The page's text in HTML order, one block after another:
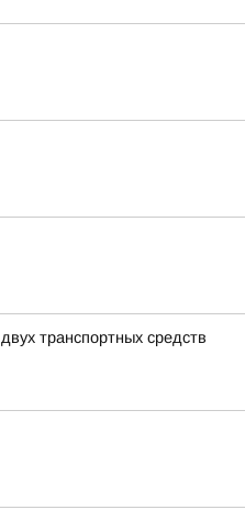
транспортных средств